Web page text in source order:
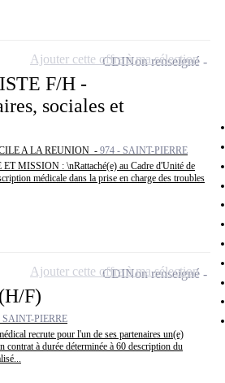
F/H -
sociales et
A LA REUNION - 974 - SAINT-PIERRE
MISSION : \nRattaché(e) au Cadre d'Unité de
médicale dans la prise en charge des troubles
CDINon renseigné
Ajouter cette offre à ma sélection
F)
SAINT-PIERRE
recrute pour l'un de ses partenaires un(e)
contrat à durée déterminée à 60 description du
CDINon renseigné
Ajouter cette offre à ma sélection